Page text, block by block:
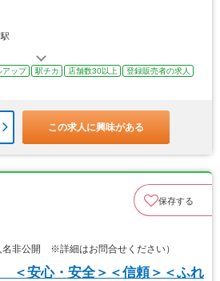
アップ 駅チカ 店舗数30以上
登録販売者の求人
この求人に興味がある
保存する
名非公開 ※詳細はお問合せください）
＜安心・安全＞＜信頼＞＜ふれ